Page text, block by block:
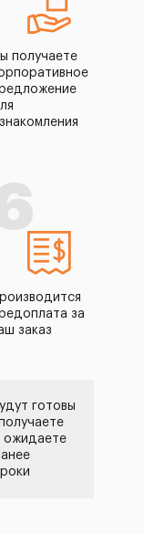
получаете
за
заказ
готовы
ожидаете